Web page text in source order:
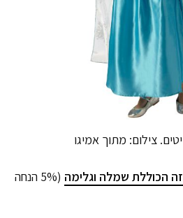
צילום: מתוך אמיגו
הכוללת שמלה וגלימה
(5% הנחה